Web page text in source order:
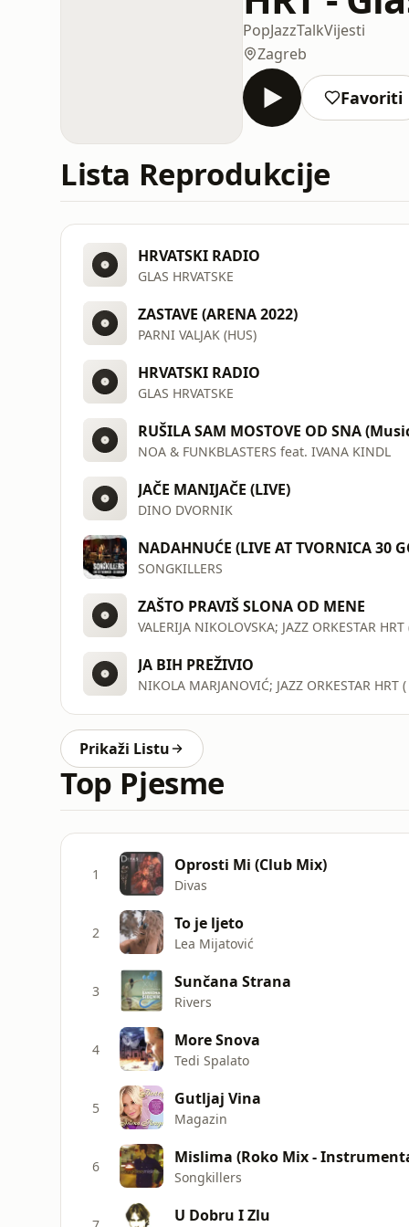
PopJazzTalkVijesti
Zagreb
Favoriti
Lista Reprodukcije
HRVATSKI RADIO
GLAS HRVATSKE
ZASTAVE (ARENA 2022)
PARNI VALJAK (HUS)
HRVATSKI RADIO
GLAS HRVATSKE
RUŠILA SAM MOSTOVE OD SNA
NOA & FUNKBLASTERS feat. IVANA KINDL
JAČE MANIJAČE (LIVE)
DINO DVORNIK
NADAHNUĆE (LIVE AT TVORNICA 30
SONGKILLERS
ZAŠTO PRAVIŠ SLONA OD MENE
VALERIJA NIKOLOVSKA; JAZZ ORKESTAR
JA BIH PREŽIVIO
NIKOLA MARJANOVIĆ; JAZZ ORKESTAR
Prikaži Listu
Top Pjesme
1 Oprosti Mi (Club Mix)
Divas
2 To je ljeto
Lea Mijatović
3 Sunčana Strana
Rivers
4 More Snova
Tedi Spalato
5 Gutljaj Vina
Magazin
6 Mislima (Roko Mix -
Songkillers
U Dobru I Zlu